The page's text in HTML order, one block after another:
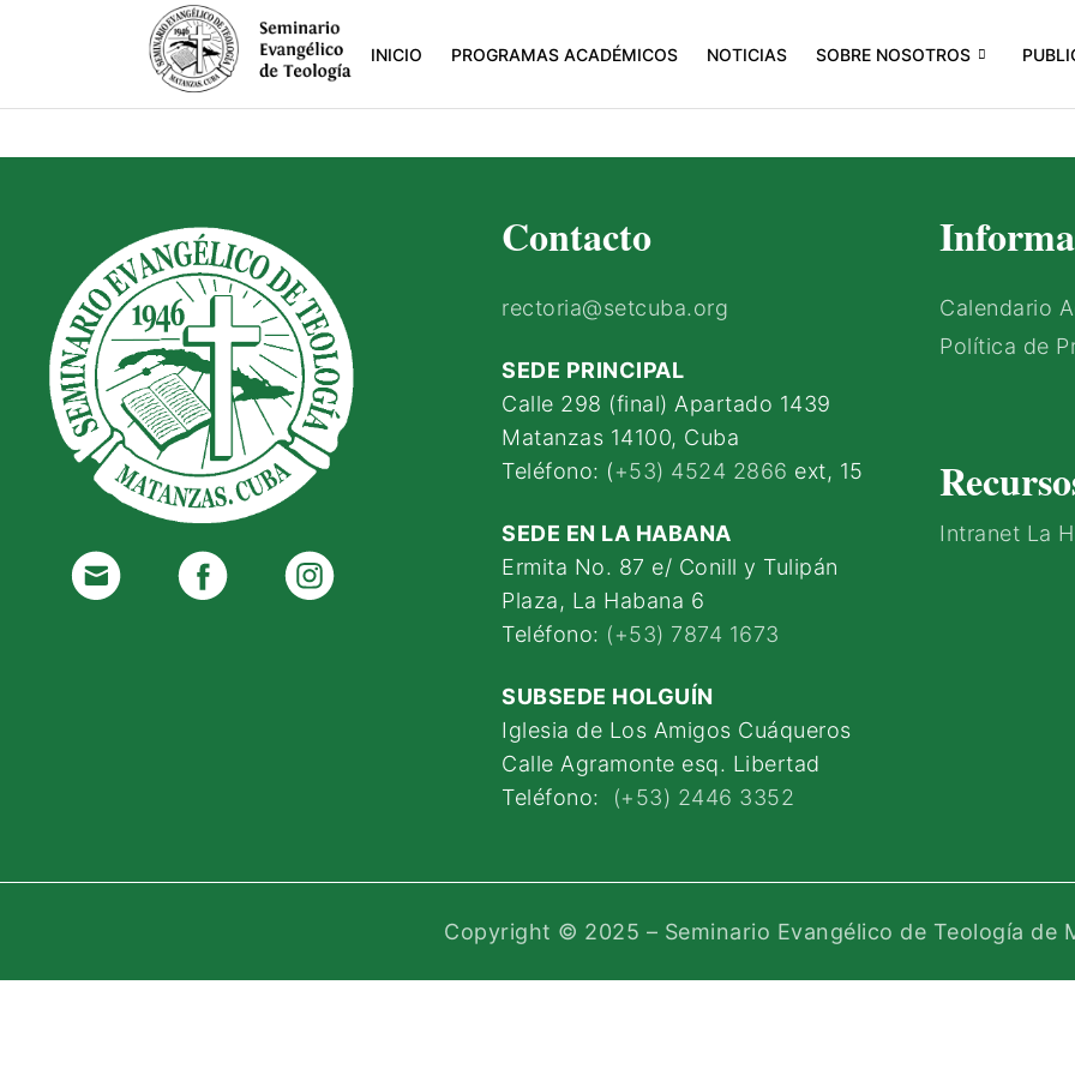
INICIO PROGRAMAS ACADÉMICOS NOTICIAS SOBRE NOSOTROS
Contacto
rectoria@setcuba.org
SEDE PRINCIPAL
Calle 298 (final) Apartado 1439
Matanzas 14100, Cuba
Teléfono: (+53) 4524 2866 ext, 15
SEDE EN LA HABANA
Ermita No. 87 e/ Conill y Tulipán
Plaza, La Habana 6
Teléfono: (+53) 7874 1673
SUBSEDE HOLGUÍN
Iglesia de Los Amigos Cuáqueros
Calle Agramonte esq. Libertad
Teléfono: (+53) 2446 3352
Calendario
Política de
Intranet La
Copyright © 2025 – Seminario Evangélico de Teología de